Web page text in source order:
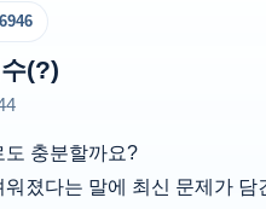
(?)
도 충분할까요?
워졌다는 말에 최신 문제가